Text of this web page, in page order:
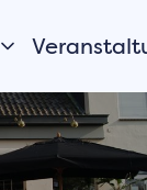
Heute
Morgen
Dieses